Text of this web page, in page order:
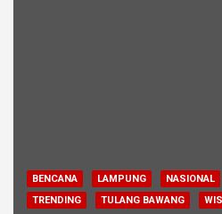
BENCANA LAMPUNG NASIONAL
TRENDING
TULANG BAWANG